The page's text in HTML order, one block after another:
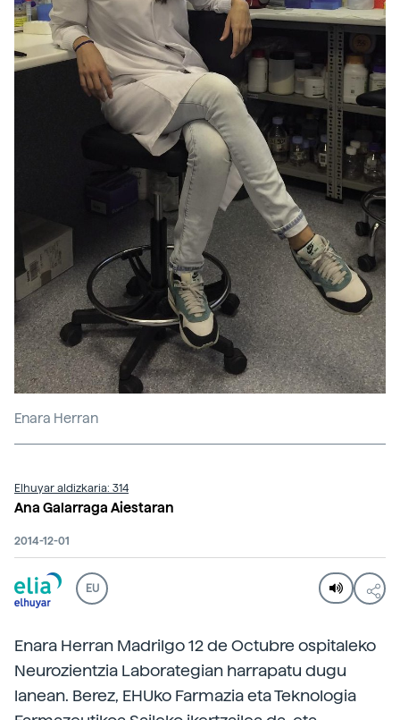
Enara Herran
Elhuyar aldizkaria: 314
Ana Galarraga Aiestaran
2014-12-01
EU
Enara Herran Madrilgo 12 de Octubre ospitaleko
Neurozientzia Laborategian harrapatu dugu
lanean. Berez, EHUko Farmazia eta Teknologia